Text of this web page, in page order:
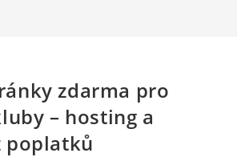
zdarma pro
– hosting a
poplatků